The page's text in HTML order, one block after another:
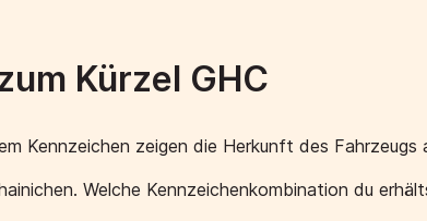
Kürzel GHC
Kennzeichen zeigen die Herkunft des Fahrzeugs
Welche Kennzeichenkombination du